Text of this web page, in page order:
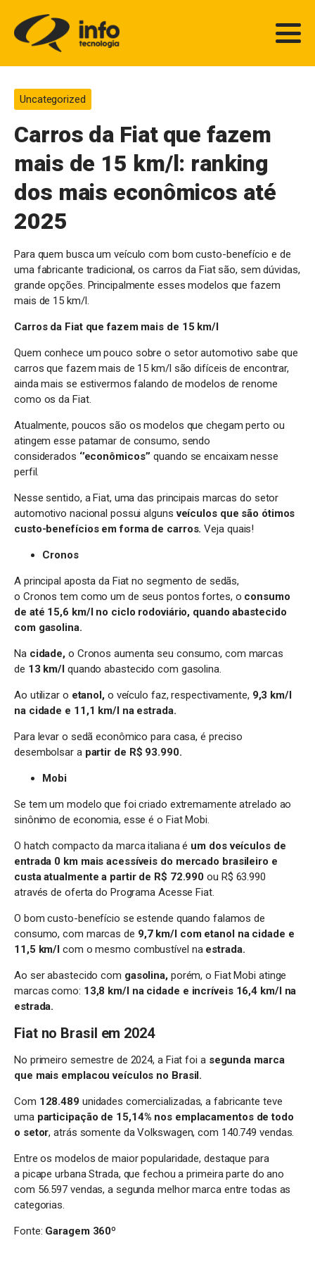
Uncategorized
Carros da Fiat que fazem
mais de 15 km/l: ranking
dos mais econômicos até
2025
Para quem busca um veículo com bom custo-benefício e de
uma fabricante tradicional, os carros da Fiat são, sem dúvidas,
grande opções. Principalmente esses modelos que fazem
mais de 15 km/l.
Carros da Fiat que fazem mais de 15 km/l
Quem conhece um pouco sobre o setor automotivo sabe que
carros que fazem mais de 15 km/l são difíceis de encontrar,
ainda mais se estivermos falando de modelos de renome
como os da Fiat.
Atualmente, poucos são os modelos que chegam perto ou
atingem esse patamar de consumo, sendo
considerados ‘’econômicos’’ quando se encaixam nesse
perfil.
Nesse sentido, a Fiat, uma das principais marcas do setor
automotivo nacional possui algunsveículos que são ótimos
custo-benefícios em forma de carros. Veja quais!
Cronos
A principal aposta da Fiat no segmento de sedãs,
o Cronos tem como um de seus pontos fortes, o consumo
de até 15,6 km/l no ciclo rodoviário, quando abastecido
com gasolina.
Na cidade, o Cronos aumenta seu consumo, com marcas
de 13 km/l quando abastecido com gasolina.
Ao utilizar o etanol,o veículo faz, respectivamente, 9,3 km/l
na cidade e 11,1 km/l na estrada.
Para levar o sedã econômico para casa, é preciso
desembolsar a partir de R$ 93.990.
Mobi
Se tem um modelo que foi criado extremamente atrelado ao
sinônimo de economia, esse é o Fiat Mobi.
O hatch compacto da marca italiana é um dos veículos de
entrada 0 km mais acessíveis do mercado brasileiro e
custa atualmente a partir de R$ 72.990ou R$ 63.990
através de oferta do Programa Acesse Fiat.
O bom custo-benefício se estende quando falamos de
consumo, com marcas de 9,7 km/l com etanol na cidade e
11,5 km/lcom o mesmo combustível na estrada.
Ao ser abastecido com gasolina,porém, o Fiat Mobi atinge
marcas como: 13,8 km/l na cidade e incríveis 16,4 km/l na
estrada.
Fiat no Brasil em 2024
No primeiro semestre de 2024, a Fiat foi a segunda marca
que mais emplacou veículos no Brasil.
Com 128.489 unidades comercializadas, a fabricante teve
uma participação de 15,14% nos emplacamentos de todo
o setor, atrás somente da Volkswagen, com 140.749 vendas.
Entre os modelos de maior popularidade, destaque para
a picape urbana Strada, que fechou a primeira parte do ano
com 56.597 vendas, a segunda melhor marca entre todas as
categorias.
Fonte: Garagem 360º